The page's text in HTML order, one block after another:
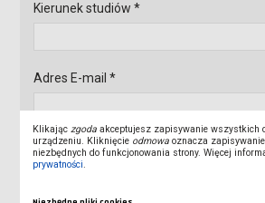
Kierunek studiów *
Adres E-mail *
Oświadczam, iż zostałem/-am
administratorem podanych przeze
Jana Amosa Komeńskiego w
Klikając zgoda akceptujesz zapisywanie wszystkich
urządzeniu. Kliknięcie odmowa oznacza
niezbędnych do funkcjonowania strony. Więcej
prywatności